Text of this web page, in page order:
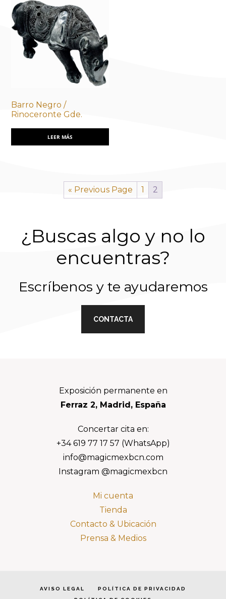
Barro Negro /
Rinoceronte Gde.
LEER MÁS
« Previous Page 1 2
¿Buscas algo y no lo
encuentras?
Escríbenos y te ayudaremos
CONTACTA
FooterExposición permanente en
Ferraz 2, Madrid, España
Concertar cita en:
+34 619 77 17 57 (WhatsApp)
info@magicmexbcn.com
Instagram @magicmexbcn
Mi cuenta
Tienda
Contacto & Ubicación
Prensa & Medios
AVISO LEGAL
POLÍTICA DE PRIVACIDAD